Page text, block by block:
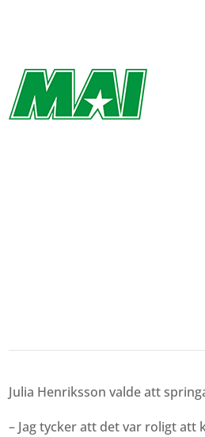
Julia Henriksson valde att
– Jag tycker att det var roligt att